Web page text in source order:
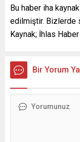
Bu haber iha
edilmiştir. Bizlerde
Kaynak; İhlas Haber
Bir Yorum